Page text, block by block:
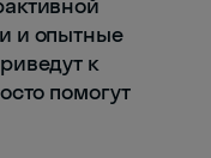
и опытные
к
помогут